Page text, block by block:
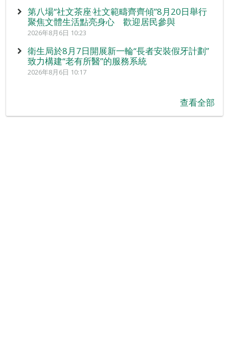
第八場“社文茶座‧社文範疇齊齊傾”8月20日舉行
聚焦文體生活點亮身心 歡迎居民參與
2026年8月6日 10:23
衛生局於8月7日開展新一輪“長者安裝假牙計劃”
致力構建“老有所醫”的服務系統
2026年8月6日 10:17
查看全部